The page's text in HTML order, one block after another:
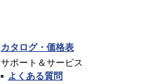
カタログ・価格表
サポート＆サービス
よくある質問